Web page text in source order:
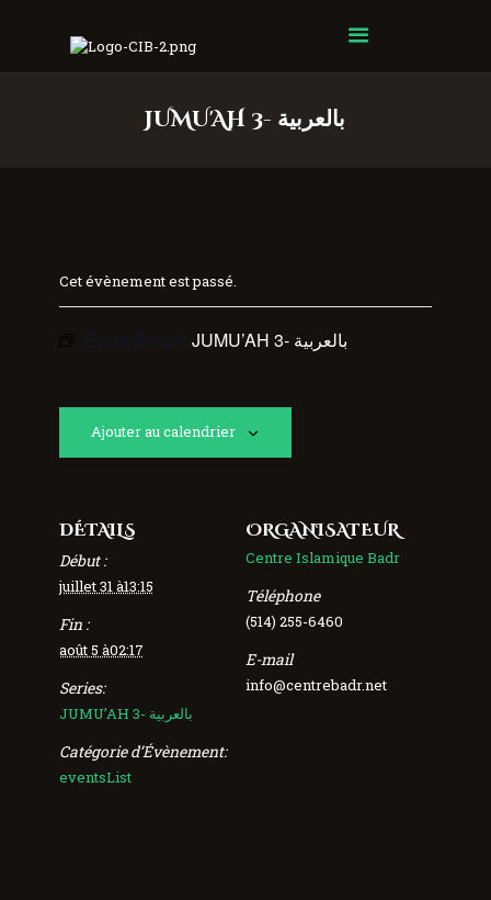
JUMU'AH 3- بالعربية
Centre Islamique Badr
Cet évènement est passé.
Event Series: JUMU’AH 3- بالعربية
Ajouter au calendrier
DÉTAILS
Début :
juillet 31 à13:15
Fin :
août 5 à02:17
Series:
JUMU’AH 3- بالعربية
Catégorie d’Évènement:
eventsList
ORGANISATEUR
Centre Islamique Badr
Téléphone
(514) 255-6460
E-mail
info@centrebadr.net